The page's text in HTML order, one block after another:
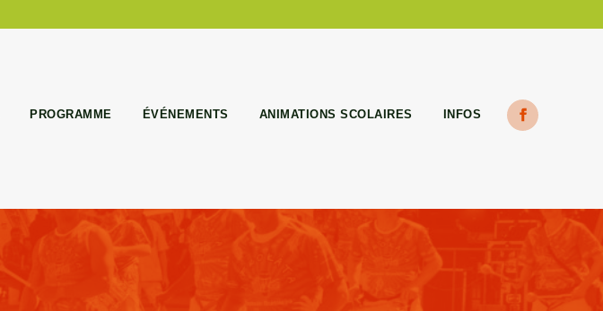
PROGRAMME ÉVÉNEMENTS ANIMATIONS SCOLAIRES INFOS